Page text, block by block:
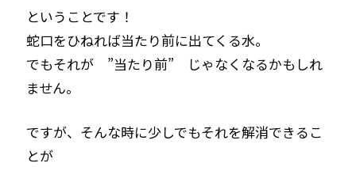
ということです！
蛇口をひねれば当たり前に出てくる水。
でもそれが ”当たり前” じゃなくなるかもしれ
ません。
ですが、そんな時に少しでもそれを解消できるこ
とが